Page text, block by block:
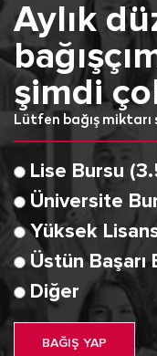
Aylık
şimdi
Lütfen bağış miktarı
Lise Bursu
Üniversite
Yüksek
Üstün Başarı
Diğer
BAĞIŞ YAP